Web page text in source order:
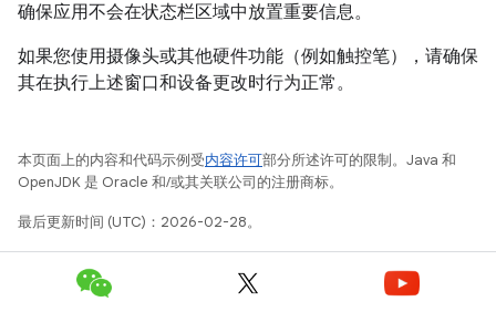
确保应用不会在状态栏区域中放置重要信息。
如果您使用摄像头或其他硬件功能（例如触控笔），请确保
其在执行上述窗口和设备更改时行为正常。
本页面上的内容和代码示例受内容许可部分所述许可的限制。Java 和
OpenJDK 是 Oracle 和/或其关联公司的注册商标。
最后更新时间 (UTC)：2026-02-28。